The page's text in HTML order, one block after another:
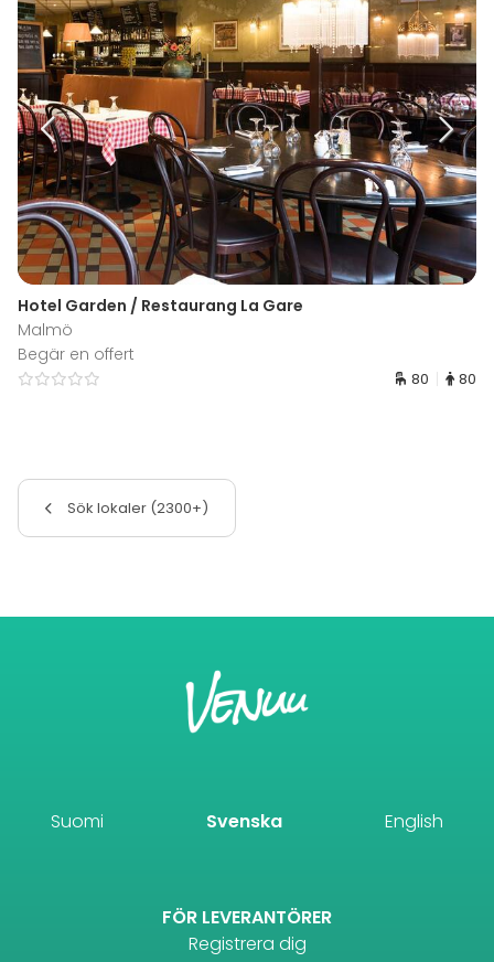
Hotel Garden / Restaurang La Gare
Malmö
Begär en offert
80 80
Sök lokaler (2300+)
Suomi Svenska English
FÖR LEVERANTÖRER
Registrera dig